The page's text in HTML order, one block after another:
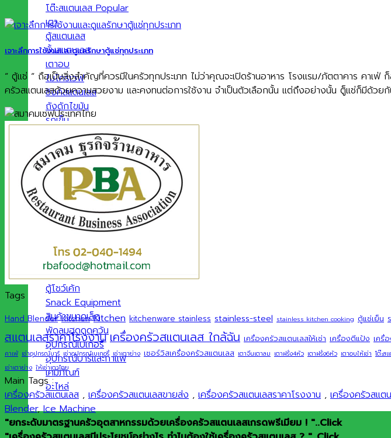
โต๊ะสแตนเลส
เตา
ตู้สแตนเลส
ชั้นสแตนเลส
เตาอบ
ไมโครเวฟ
ซิงค์สแตนเลส
ถังดักไขมัน
รถเข็น
ฮูดดูดควัน
ตู้อุ่นอาหาร
ถังน้ำแข็ง
ตู้แช่เย็นและตู้แช่แข็ง
เครื่องล้างจาน
เครื่องทำน้ำแข็ง
เครื่องปั่นแบบมือถือ
ตู้โชว์เค้ก
Snack Equipment
สินค้าขนาดเล็ก
พัดลมฮูดดูดควัน
อุปกรณ์เบเกอรี่
อุปกรณ์บาร์และกาแฟ
เคมีภัณฑ์
อะไหล่
เจาะลึกการใช้งานและดูแลรักษาตู้แช่ทุกประเภท
“ ตู้แช่ “ ถือเป็นสิ่งสำคัญที่ควรมีในครัวทุกประเภท ไม่ว่าคุณจะเปิดร้านอาหาร โรงแรม/ภัตตาคาร คาเ
ครัวสแตนเลสด้วยความสวยงาม และคงทนต่อการใช้งาน จำเป็นตัวเลือกนั้น แต่ถึงอย่างนั้น ตู็แช่ก็มีด้วยกั
Tags
Hand Blender Kitchen Kitchen kitchenware stainless stainless-steel stainless kitchen cooking ตู้แช่เย็น
สแตนเลสราคาโรงงาน เครื่องครัวสแตนเลส ใกล้ฉัน เครื่องครัวสแตนเลสให้เช่า เครื่องตีแป้ง เครื่
คาเฟ่ เช่าอุปกรณ์บาร์ เช่าอุปกรณ์เบเกอรี่ เช่าเตาย่าง เซอร์วิสเครื่องครัวสแตนเลส เตาจีนเตาลม เตาฝรั่ง4หัว เตาฝรั่ง6หัว เตาอบให้เช่า โต๊ะส
เช่าเตาย่าง ให้เช่าเตาไทย
Main Tags :
เครื่องครัวสแตนเลส , เครื่องครัวสแตนเลสขายส่ง , เครื่องครัวสแตนเลสราคาโรงงาน , เครื่องครัวสแตน
Blender,Ice Machine
"ยกระดับมาตรฐานครัวอุตสาหกรรมด้วยเครื่องครัวสแตนเลสเกรดพรีเมียม ! "..Click